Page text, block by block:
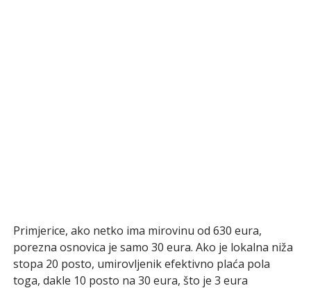
Primjerice, ako netko ima mirovinu od 630 eura,
porezna osnovica je samo 30 eura. Ako je lokalna niža
stopa 20 posto, umirovljenik efektivno plaća pola
toga, dakle 10 posto na 30 eura, što je 3 eura